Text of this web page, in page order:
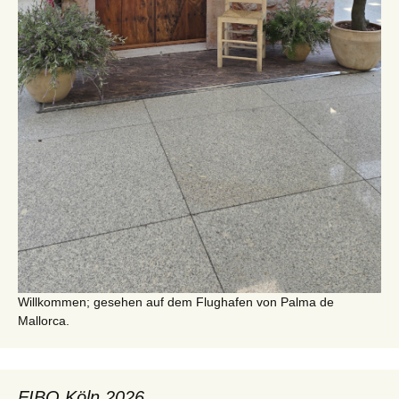
Willkommen; gesehen auf dem Flughafen von Palma de
Mallorca.